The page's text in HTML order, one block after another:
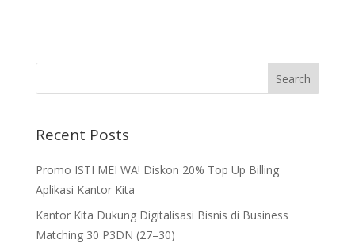
Recent Posts
Promo ISTI MEI WA! Diskon 20% Top Up Billing
Aplikasi Kantor Kita
Kantor Kita Dukung Digitalisasi Bisnis di Business
Matching 30 P3DN (27–30)